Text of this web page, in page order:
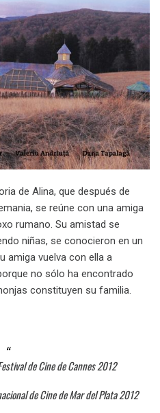
de Alina, que después de
se reúne con una amiga
rumano. Su amistad se
niñas, se conocieron en un
amiga vuelva con ella a
no sólo ha encontrado
constituyen su familia.
de Cine de Cannes 2012
de Cine de Mar del Plata 2012